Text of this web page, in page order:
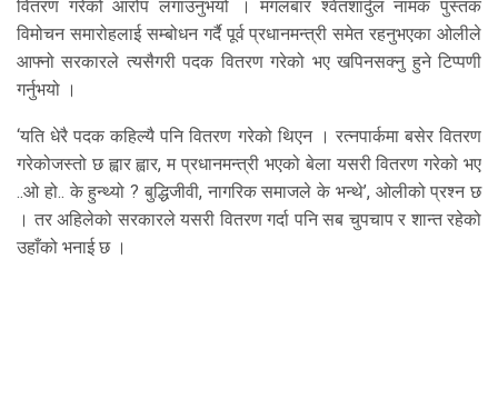
वितरण गरेको आरोप लगाउनुभयो । मंगलबार श्वेतशार्दुल नामक पुस्तक
विमोचन समारोहलाई सम्बोधन गर्दै पूर्व प्रधानमन्त्री समेत रहनुभएका ओलीले
आफ्नो सरकारले त्यसैगरी पदक वितरण गरेको भए खपिनसक्नु हुने टिप्पणी
गर्नुभयो ।
‘यति धेरै पदक कहिल्यै पनि वितरण गरेको थिएन । रत्नपार्कमा बसेर वितरण
गरेकोजस्तो छ ह्वार ह्वार, म प्रधानमन्त्री भएको बेला यसरी वितरण गरेको भए
..ओ हो.. के हुन्थ्यो ? बुद्धिजीवी, नागरिक समाजले के भन्थे’, ओलीको प्रश्न छ
। तर अहिलेको सरकारले यसरी वितरण गर्दा पनि सब चुपचाप र शान्त रहेको
उहाँको भनाई छ ।